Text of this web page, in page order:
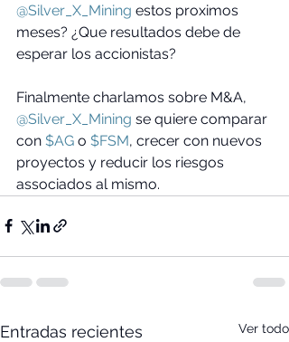
@Silver_X_Mining estos proximos
meses? ¿Que resultados debe de
esperar los accionistas?
Finalmente charlamos sobre M&A,
@Silver_X_Mining se quiere comparar
con $AG o $FSM, crecer con nuevos
proyectos y reducir los riesgos
associados al mismo.
Entradas recientes Ver todo